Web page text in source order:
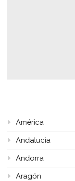
América
Andalucía
Andorra
Aragón